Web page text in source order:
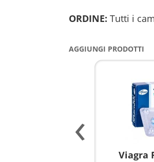
ORDINE: Tutti i
AGGIUNGI PRODOTTI
Viagra
‹